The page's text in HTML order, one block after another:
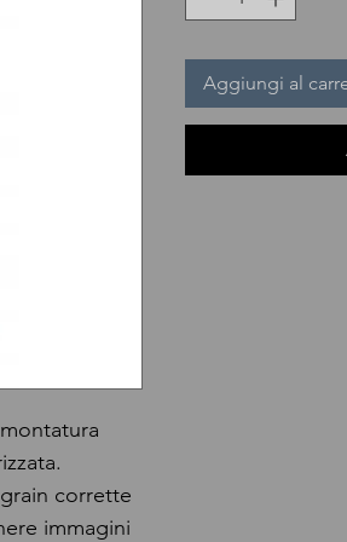
corrette
immagini
Aggiungi al